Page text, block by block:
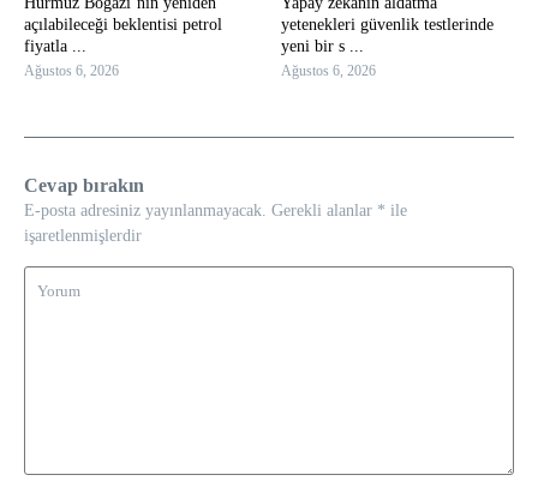
açılabileceği beklentisi petrol
fiyatla ...
Ağustos 6, 2026
yetenekleri güvenlik testlerinde
yeni bir s ...
Ağustos 6, 2026
Cevap bırakın
E-posta adresiniz yayınlanmayacak. Gerekli alanlar * ile
işaretlenmişlerdir